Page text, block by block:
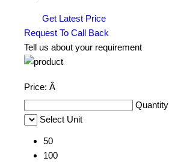
Get Latest Price
Request To Call Back
Tell us about your requirement
Price: Â
Quantity
Select Unit
50
100